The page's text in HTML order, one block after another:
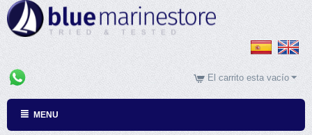
El carrito esta vacío
MENU